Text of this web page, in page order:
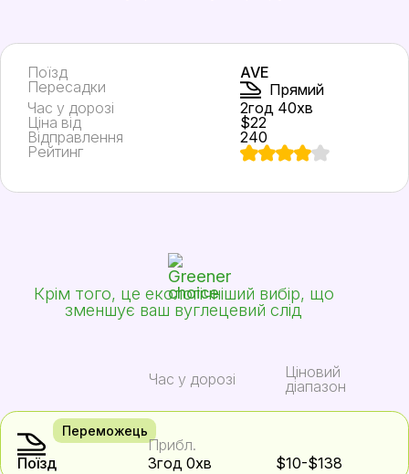
Поїзд
AVE
Пересадки
Прямий
Час у дорозі
2год 40хв
Ціна від
$22
Відправлення
240
Рейтинг
Крім того, це екологічніший вибір, що
зменшує ваш вуглецевий слід
Час у дорозі
Ціновий
діапазон
Переможець
Поїзд
Прибл.
3год 0хв
$10-$138